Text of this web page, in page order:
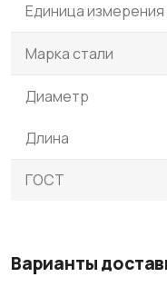
Единица измерения
Марка стали
Диаметр
Длина
ГОСТ
Варианты